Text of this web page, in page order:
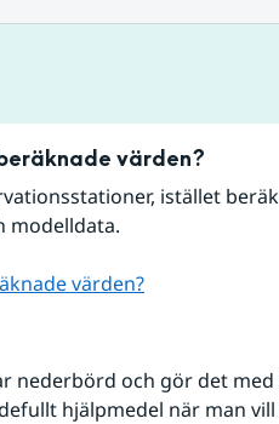
värden?
istället
modelldata.
värden?
nederbörd och gör det
hjälpmedel när man